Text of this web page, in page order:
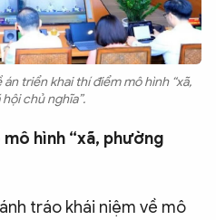
triển khai thí điểm mô hình “xã,
chủ nghĩa”.
hình “xã, phường
tráo khái niệm về mô